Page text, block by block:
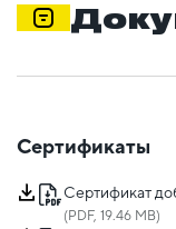
Сертификаты
Сертификат
(PDF, 19.46 MB)